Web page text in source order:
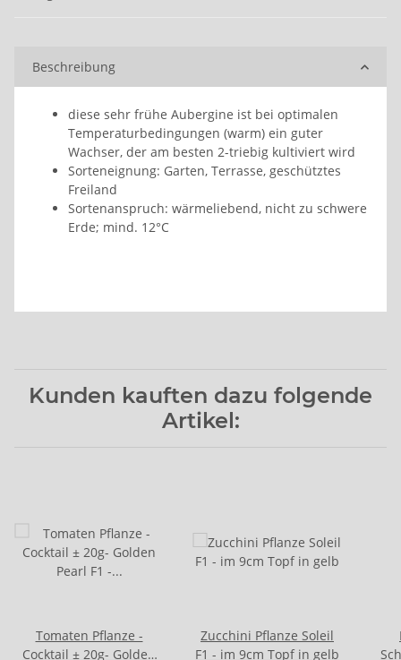
Beschreibung
diese sehr frühe Aubergine ist bei optimalen
Temperaturbedingungen (warm) ein guter
Wachser, der am besten 2-triebig kultiviert wird
Sorteneignung: Garten, Terrasse, geschütztes
Freiland
Sortenanspruch: wärmeliebend, nicht zu schwere
Erde; mind. 12°C
Kunden kauften dazu folgende
Artikel:
Tomaten Pflanze -
Cocktail ± 20g- Golden
Zucchini Pflanze Soleil
F1 - im 9cm Topf in gelb